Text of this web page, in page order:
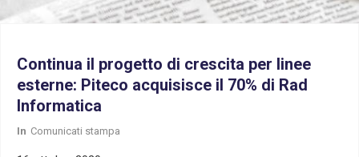
Continua il progetto di crescita per linee
esterne: Piteco acquisisce il 70% di Rad
Informatica
In Comunicati stampa